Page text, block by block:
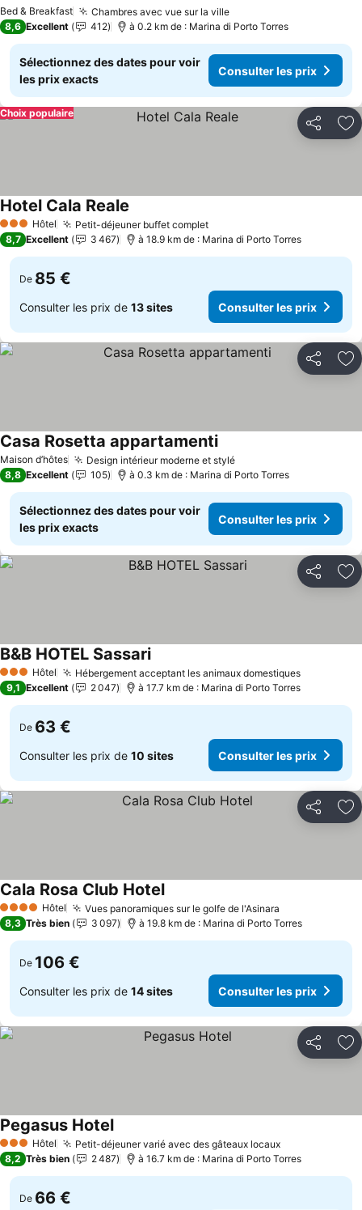
Bed & Breakfast Chambres avec vue sur la ville
8,6 Excellent 412 à 0.2 km de : Marina di Porto Torres
Sélectionnez des dates pour voir
les prix exacts
Consulter les prix
Partager
Choix populaire
3 ÉtoilesHôtel Petit-déjeuner buffet complet
Hotel Cala Reale
8,7 Excellent 3 467 à 18.9 km de : Marina di Porto Torres
De 85 €
Consulter les prix de 13 sites Consulter les prix
Partager
Maison d’hôtes Design intérieur moderne et stylé
Casa Rosetta appartamenti
8,8 Excellent 105 à 0.3 km de : Marina di Porto Torres
Sélectionnez des dates pour voir
les prix exacts
Consulter les prix
Partager
3 ÉtoilesHôtel Hébergement acceptant les animaux domestiques
B&B HOTEL Sassari
9,1 Excellent 2 047 à 17.7 km de : Marina di Porto Torres
De 63 €
Consulter les prix de 10 sites Consulter les prix
Partager
4 Étoiles Hôtel Vues panoramiques sur le golfe de l'Asinara
Cala Rosa Club Hotel
8,3 Très bien 3 097 à 19.8 km de : Marina di Porto Torres
De 106 €
Consulter les prix de 14 sites Consulter les prix
Partager
3 ÉtoilesHôtel Petit-déjeuner varié avec des gâteaux locaux
Pegasus Hotel
8,2 Très bien 2 487 à 16.7 km de : Marina di Porto Torres
De 66 €